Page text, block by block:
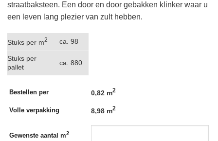
straatbaksteen. Een door en door gebakken klinker waar u
een leven lang plezier van zult hebben.
Stuks per m2 ca. 98
Stuks per
pallet
ca. 880
Bestellen per 0,82 m2
Volle verpakking 8,98 m2
Gewenste aantal m2